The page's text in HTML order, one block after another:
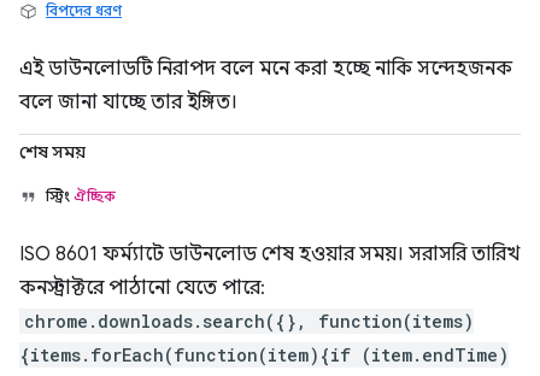
বিপদের ধরণ
এই ডাউনলোডটি নিরাপদ বলে মনে করা হচ্ছে নাকি সন্দেহজনক
বলে জানা যাচ্ছে তার ইঙ্গিত।
শেষ সময়
স্ট্রিং ঐচ্ছিক
ISO 8601 ফর্ম্যাটে ডাউনলোড শেষ হওয়ার সময়। সরাসরি তারিখ
কনস্ট্রাক্টরে পাঠানো যেতে পারে:
chrome.downloads.search({}, function(items)
{items.forEach(function(item){if (item.endTime)